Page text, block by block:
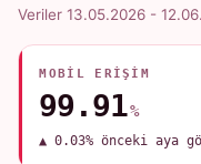
Veriler 13.05.2026 -
MOBIL ERIŞIM
99.91%
▲ 0.03% önceki aya